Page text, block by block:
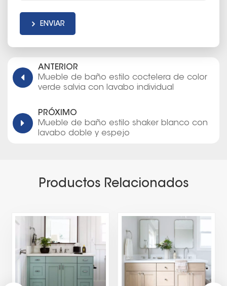
ENVIAR
ANTERIOR
Mueble de baño estilo coctelera de color
verde salvia con lavabo individual
PRÓXIMO
Mueble de baño estilo shaker blanco con
lavabo doble y espejo
Productos Relacionados